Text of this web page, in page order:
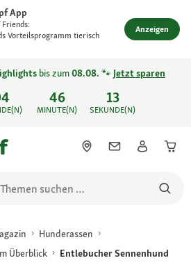
App
Friends:
Vorteilsprogramm tierisch
Anzeigen
46
MINUTE(N)
13
SEKUNDE(N)
bis zum08.08. 🐾 Jetzt sparen
Hunderassen
Überblick
Entlebucher Sennenhund